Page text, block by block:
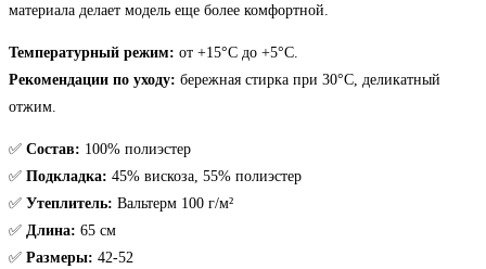
материала делает модель еще более комфортной.
Температурный режим: от +15°C до +5°C.
Рекомендации по уходу: бережная стирка при 30°C, деликатный
отжим.
✅ Состав: 100% полиэстер
✅ Подкладка: 45% вискоза, 55% полиэстер
✅ Утеплитель: Вальтерм 100 г/м²
✅ Длина: 65 см
✅ Размеры: 42-52